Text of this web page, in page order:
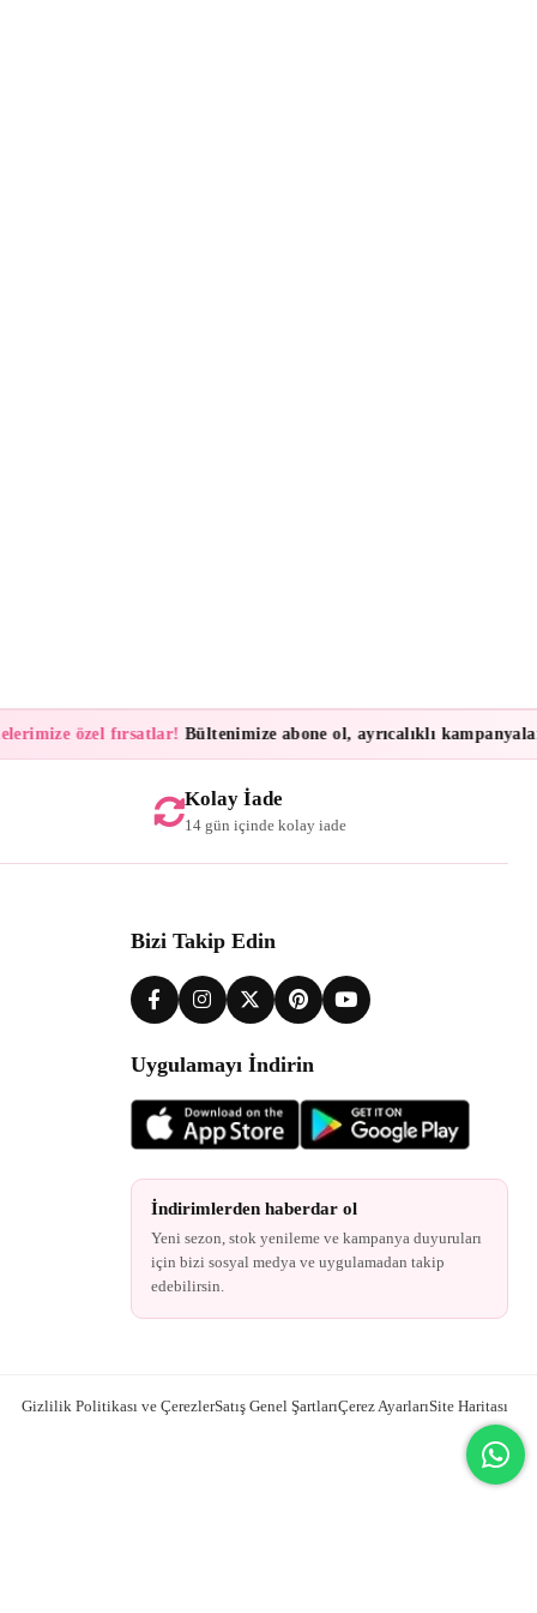
özel fırsatlar!Bültenimize abone ol, ayrıcalıklı kampanyalar
Kolay İade
14 gün içinde kolay iade
Bizi Takip Edin
Uygulamayı İndirin
İndirimlerden haberdar ol
Yeni sezon, stok yenileme ve kampanya duyuruları
için bizi sosyal medya ve uygulamadan takip
edebilirsin.
Gizlilik Politikası ve ÇerezlerSatış Genel ŞartlarıÇerez AyarlarıSite Haritası